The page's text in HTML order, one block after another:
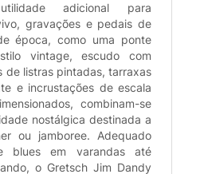
adicional para
gravações e pedais de
época, como uma ponte
vintage, escudo com
de listras pintadas, tarraxas
e incrustações de escala
combinam-se
nostálgica destinada a
ou jamboree. Adequado
blues em varandas até
o Gretsch Jim Dandy